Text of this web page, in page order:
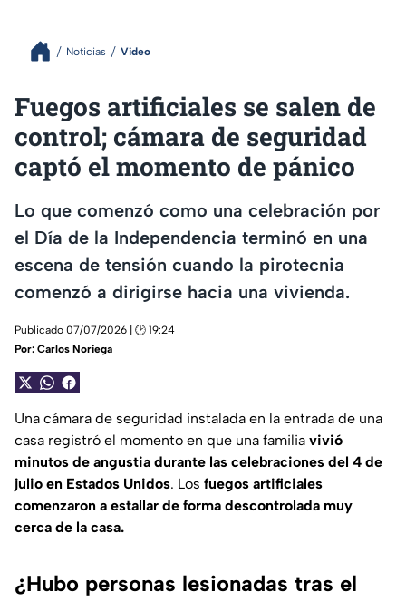
Noticias Video
Fuegos artificiales se salen de
control; cámara de seguridad
captó el momento de pánico
Lo que comenzó como una celebración por
el Día de la Independencia terminó en una
escena de tensión cuando la pirotecnia
comenzó a dirigirse hacia una vivienda.
Publicado 07/07/2026 | 🕑 19:24
Por: Carlos Noriega
Una cámara de seguridad instalada en la entrada de una
casa registró el momento en que una familia vivió
minutos de angustia durante las celebraciones del 4 de
julio en Estados Unidos. Los fuegos artificiales
comenzaron a estallar de forma descontrolada muy
cerca de la casa.
¿Hubo personas lesionadas tras el